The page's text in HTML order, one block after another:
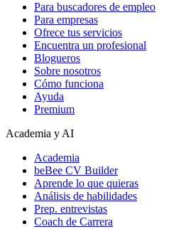
Para buscadores de empleo
Para empresas
Ofrece tus servicios
Encuentra un profesional
Blogueros
Sobre nosotros
Cómo funciona
Ayuda
Premium
Academia y AI
Academia
beBee CV Builder
Aprende lo que quieras
Análisis de habilidades
Prep. entrevistas
Coach de Carrera